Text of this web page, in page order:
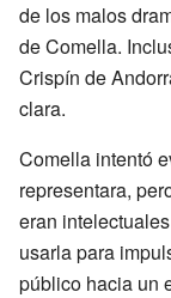
de los malos
de Comella.
Crispín de
clara.
Comella intentó
representara,
eran
usarla para
público hacia un